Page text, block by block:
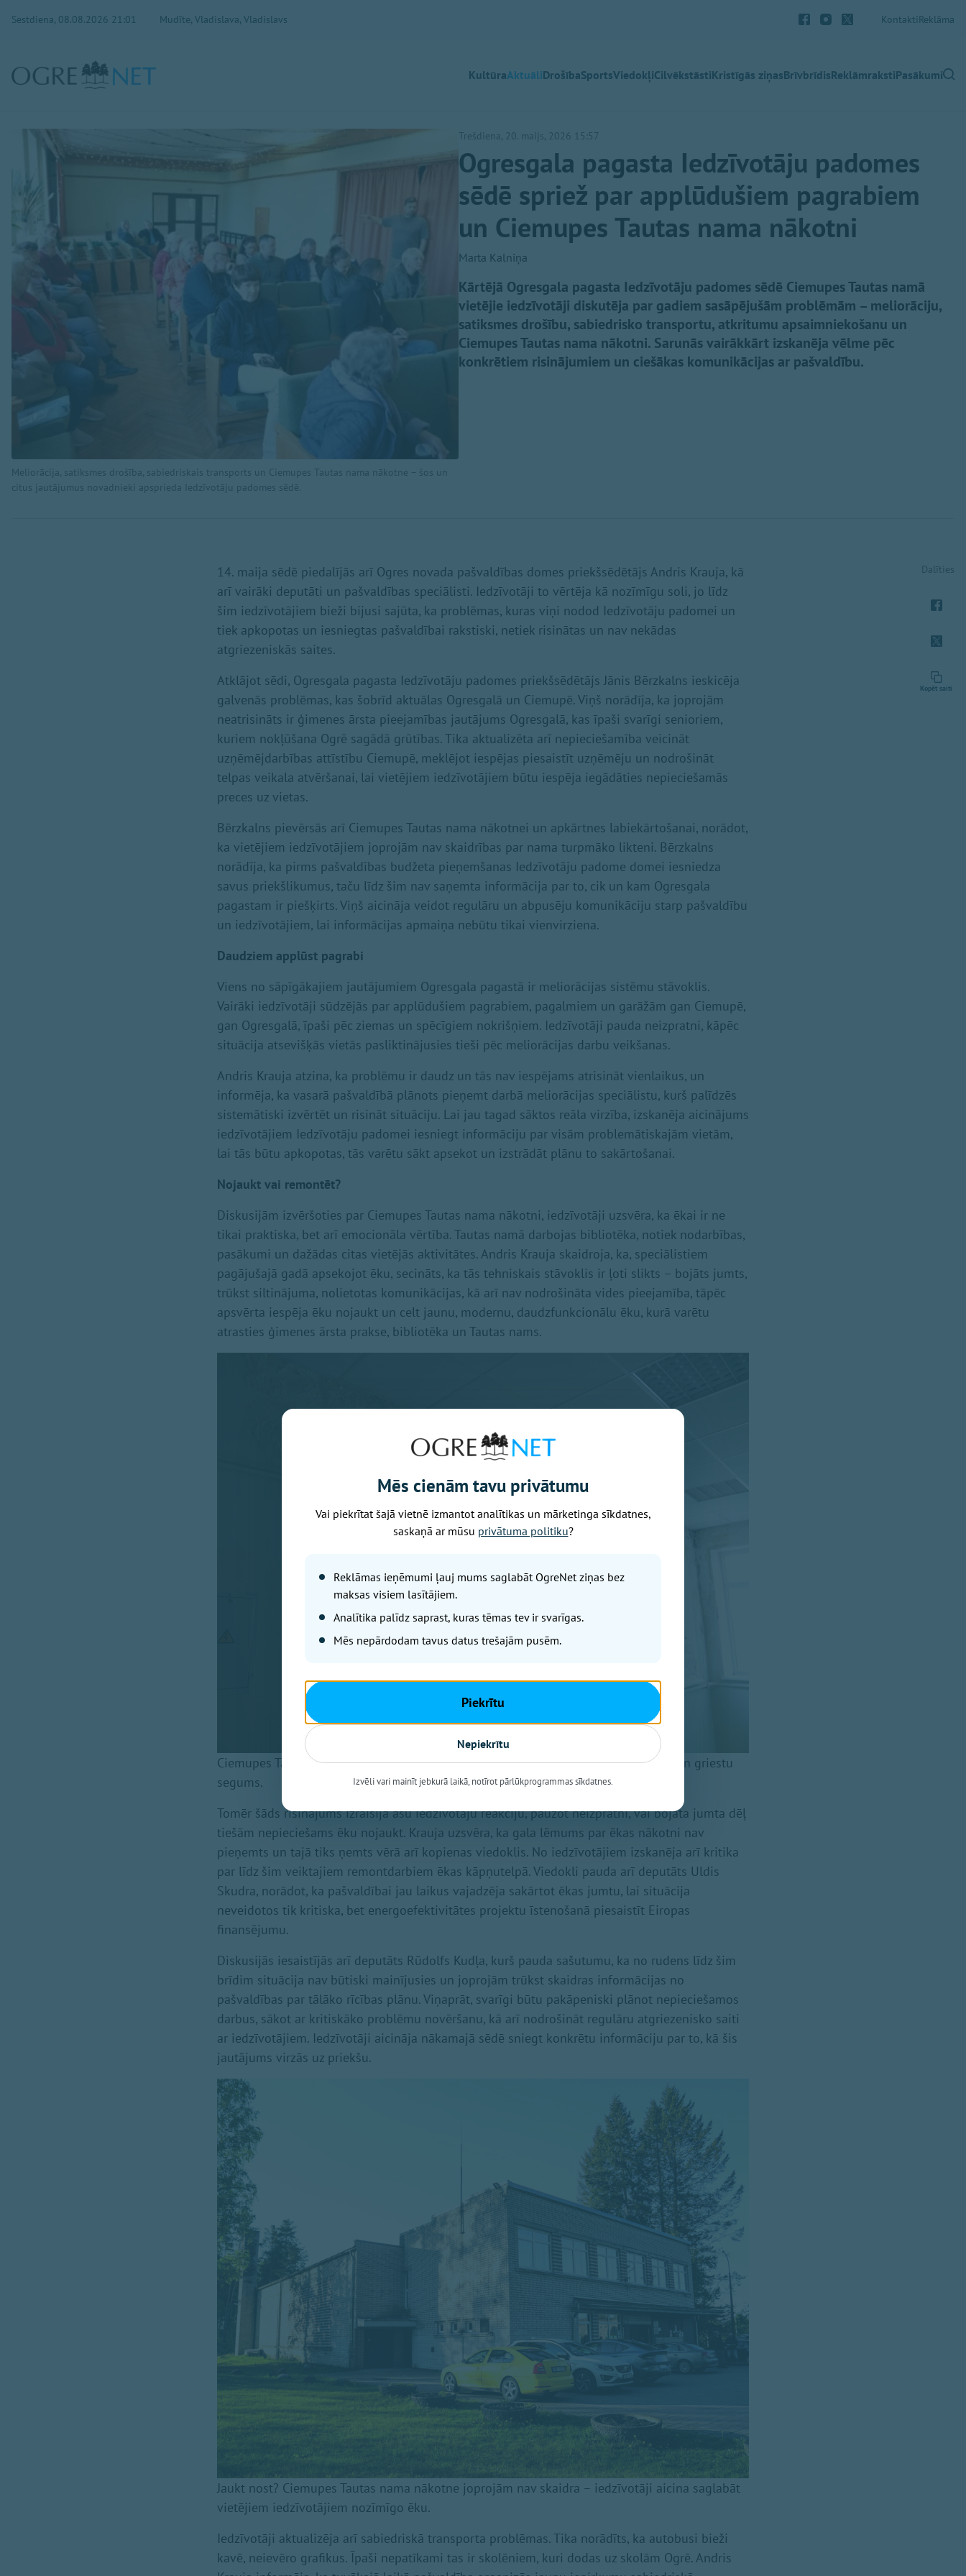
Sestdiena, 08.08.2026 21:01 Mudīte, Vladislava, Vladislavs KontaktiReklāma
KultūraAktuāliDrošībaSportsViedokļiCilvēkstāstiKristīgās ziņasBrīvbrīdisReklāmrakstiPasākumi
Meliorācija, satiksmes drošība, sabiedriskais transports un Ciemupes Tautas nama nākotne – šos un
citus jautājumus novadnieki apsprieda Iedzīvotāju padomes sēdē.
Trešdiena, 20. maijs, 2026 15:57
Ogresgala pagasta Iedzīvotāju padomes
sēdē spriež par applūdušiem pagrabiem
un Ciemupes Tautas nama nākotni
Marta Kalniņa
Kārtējā Ogresgala pagasta Iedzīvotāju padomes sēdē Ciemupes Tautas namā
vietējie iedzīvotāji diskutēja par gadiem sasāpējušām problēmām – meliorāciju,
satiksmes drošību, sabiedrisko transportu, atkritumu apsaimniekošanu un
Ciemupes Tautas nama nākotni. Sarunās vairākkārt izskanēja vēlme pēc
konkrētiem risinājumiem un ciešākas komunikācijas ar pašvaldību.
14. maija sēdē piedalījās arī Ogres novada pašvaldības domes priekšsēdētājs Andris Krauja, kā
arī vairāki deputāti un pašvaldības speciālisti. Iedzīvotāji to vērtēja kā nozīmīgu soli, jo līdz
šim iedzīvotājiem bieži bijusi sajūta, ka problēmas, kuras viņi nodod Iedzīvotāju padomei un
tiek apkopotas un iesniegtas pašvaldībai rakstiski, netiek risinātas un nav nekādas
atgriezeniskās saites.
Atklājot sēdi, Ogresgala pagasta Iedzīvotāju padomes priekšsēdētājs Jānis Bērzkalns ieskicēja
galvenās problēmas, kas šobrīd aktuālas Ogresgalā un Ciemupē. Viņš norādīja, ka joprojām
neatrisināts ir ģimenes ārsta pieejamības jautājums Ogresgalā, kas īpaši svarīgi senioriem,
kuriem nokļūšana Ogrē sagādā grūtības. Tika aktualizēta arī nepieciešamība veicināt
uzņēmējdarbības attīstību Ciemupē, meklējot iespējas piesaistīt uzņēmēju un nodrošināt
telpas veikala atvēršanai, lai vietējiem iedzīvotājiem būtu iespēja iegādāties nepieciešamās
preces uz vietas.
Bērzkalns pievērsās arī Ciemupes Tautas nama nākotnei un apkārtnes labiekārtošanai, norādot,
ka vietējiem iedzīvotājiem joprojām nav skaidrības par nama turpmāko likteni. Bērzkalns
norādīja, ka pirms pašvaldības budžeta pieņemšanas Iedzīvotāju padome domei iesniedza
savus priekšlikumus, taču līdz šim nav saņemta informācija par to, cik un kam Ogresgala
pagastam ir piešķirts. Viņš aicināja veidot regulāru un abpusēju komunikāciju starp pašvaldību
un iedzīvotājiem, lai informācijas apmaiņa nebūtu tikai vienvirziena.
Daudziem applūst pagrabi
Viens no sāpīgākajiem jautājumiem Ogresgala pagastā ir meliorācijas sistēmu stāvoklis.
Vairāki iedzīvotāji sūdzējās par applūdušiem pagrabiem, pagalmiem un garāžām gan Ciemupē,
gan Ogresgalā, īpaši pēc ziemas un spēcīgiem nokrišņiem. Iedzīvotāji pauda neizpratni, kāpēc
situācija atsevišķās vietās pasliktinājusies tieši pēc meliorācijas darbu veikšanas.
Andris Krauja atzina, ka problēmu ir daudz un tās nav iespējams atrisināt vienlaikus, un
informēja, ka vasarā pašvaldībā plānots pieņemt darbā meliorācijas speciālistu, kurš palīdzēs
sistemātiski izvērtēt un risināt situāciju. Lai jau tagad sāktos reāla virzība, izskanēja aicinājums
iedzīvotājiem Iedzīvotāju padomei iesniegt informāciju par visām problemātiskajām vietām,
lai tās būtu apkopotas, tās varētu sākt apsekot un izstrādāt plānu to sakārtošanai.
Nojaukt vai remontēt?
Diskusijām izvēršoties par Ciemupes Tautas nama nākotni, iedzīvotāji uzsvēra, ka ēkai ir ne
tikai praktiska, bet arī emocionāla vērtība. Tautas namā darbojas bibliotēka, notiek nodarbības,
pasākumi un dažādas citas vietējās aktivitātes. Andris Krauja skaidroja, ka, speciālistiem
pagājušajā gadā apsekojot ēku, secināts, ka tās tehniskais stāvoklis ir ļoti slikts – bojāts jumts,
trūkst siltinājuma, nolietotas komunikācijas, kā arī nav nodrošināta vides pieejamība, tāpēc
apsvērta iespēja ēku nojaukt un celt jaunu, modernu, daudzfunkcionālu ēku, kurā varētu
atrasties ģimenes ārsta prakse, bibliotēka un Tautas nams.
Ciemupes Tautas nama bojātā jumta atstātās sekas – 2. stāva gaitenī bojāts sienu un griestu
segums.
Tomēr šāds risinājums izraisīja asu iedzīvotāju reakciju, paužot neizpratni, vai bojāta jumta dēļ
tiešām nepieciešams ēku nojaukt. Krauja uzsvēra, ka gala lēmums par ēkas nākotni nav
pieņemts un tajā tiks ņemts vērā arī kopienas viedoklis. No iedzīvotājiem izskanēja arī kritika
par līdz šim veiktajiem remontdarbiem ēkas kāpņutelpā. Viedokli pauda arī deputāts Uldis
Skudra, norādot, ka pašvaldībai jau laikus vajadzēja sakārtot ēkas jumtu, lai situācija
neveidotos tik kritiska, bet energoefektivitātes projektu īstenošanā piesaistīt Eiropas
finansējumu.
Diskusijās iesaistījās arī deputāts Rūdolfs Kudļa, kurš pauda sašutumu, ka no rudens līdz šim
brīdim situācija nav būtiski mainījusies un joprojām trūkst skaidras informācijas no
pašvaldības par tālāko rīcības plānu. Viņaprāt, svarīgi būtu pakāpeniski plānot nepieciešamos
darbus, sākot ar kritiskāko problēmu novēršanu, kā arī nodrošināt regulāru atgriezenisko saiti
ar iedzīvotājiem. Iedzīvotāji aicināja nākamajā sēdē sniegt konkrētu informāciju par to, kā šis
jautājums virzās uz priekšu.
Jaukt nost? Ciemupes Tautas nama nākotne joprojām nav skaidra – iedzīvotāji aicina saglabāt
vietējiem iedzīvotājiem nozīmīgo ēku.
Iedzīvotāji aktualizēja arī sabiedriskā transporta problēmas. Tika norādīts, ka autobusi bieži
kavē, neievēro grafikus. Īpaši nepatīkami tas ir skolēniem, kuri dodas uz skolām Ogrē. Andris
Dalīties
Kopēt saiti
Mēs cienām tavu privātumu
Vai piekrītat šajā vietnē izmantot analītikas un mārketinga sīkdatnes,
saskaņā ar mūsu privātuma politiku?
Reklāmas ieņēmumi ļauj mums saglabāt OgreNet ziņas bez
maksas visiem lasītājiem.
Analītika palīdz saprast, kuras tēmas tev ir svarīgas.
Mēs nepārdodam tavus datus trešajām pusēm.
Piekrītu
Nepiekrītu
Izvēli vari mainīt jebkurā laikā, notīrot pārlūkprogrammas sīkdatnes.